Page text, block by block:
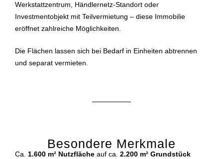
Werkstattzentrum, Händlernetz-Standort oder
Investmentobjekt mit Teilvermietung – diese Immobilie
eröffnet zahlreiche Möglichkeiten.
Die Flächen lassen sich bei Bedarf in Einheiten abtrennen
und separat vermieten.
Besondere Merkmale
Ca. 1.600 m² Nutzfläche auf ca. 2.200 m² Grundstück